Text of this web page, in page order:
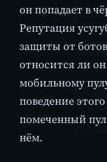
он попадает в
Репутация
защиты от
относится ли
мобильному
поведение
помеченный
нём.